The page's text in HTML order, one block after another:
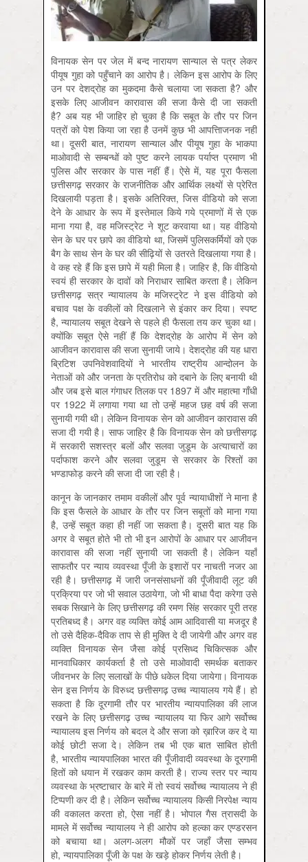
विनायक सेन पर जेल में बन्द नारायण सान्याल से पत्र लेकर
पीयूष गुहा को पहुँचाने का आरोप है। लेकिन इस आरोप के लिए
उन पर देशद्रोह का मुकदमा कैसे चलाया जा सकता है? और
इसके लिए आजीवन कारावास की सजा कैसे दी जा सकती
है? अब यह भी जाहिर हो चुका है कि सबूत के तौर पर जिन
पत्रों को पेश किया जा रहा है उनमें कुछ भी आपत्तिाजनक नहीं
था। दूसरी बात, नारायण सान्याल और पीयूष गुहा के भाकपा
माओवादी से सम्बन्धों को पुष्ट करने लायक पर्याप्त प्रमाण भी
पुलिस और सरकार के पास नहीं हैं। ऐसे में, यह पूरा फैसला
छत्तीसगढ़ सरकार के राजनीतिक और आर्थिक लक्ष्यों से प्रेरित
दिखलायी पड़ता है। इसके अतिरिक्त, जिस वीडियो को सजा
देने के आधार के रूप में इस्तेमाल किये गये प्रमाणों में से एक
माना गया है, वह मजिस्ट्रेट ने शूट करवाया था। यह वीडियो
सेन के घर पर छापे का वीडियो था, जिसमें पुलिसकर्मियों को एक
बैग के साथ सेन के घर की सीढ़ियों से उतरते दिखलाया गया है।
वे कह रहे हैं कि इस छापे में यही मिला है। जाहिर है, कि वीडियो
स्वयं ही सरकार के दावों को निराधार साबित करता है। लेकिन
छत्तीसगढ़ सत्र न्यायालय के मजिस्ट्रेट ने इस वीडियो को
बचाव पक्ष के वकीलों को दिखलाने से इंकार कर दिया। स्पष्ट
है, न्यायालय सबूत देखने से पहले ही फैसला तय कर चुका था।
क्योंकि सबूत ऐसे नहीं हैं कि देशद्रोह के आरोप में सेन को
आजीवन कारावास की सजा सुनायी जाये। देशद्रोह की यह धारा
ब्रिटिश उपनिवेशवादियों ने भारतीय राष्ट्रीय आन्दोलन के
नेताओं को और जनता के प्रतिरोध को दबाने के लिए बनायी थी
और जब इसे बाल गंगाधर तिलक पर 1897 में और महात्मा गाँधी
पर 1922 में लगाया गया था तो उन्हें महज छह वर्ष की सजा
सुनायी गयी थी। लेकिन विनायक सेन को आजीवन कारावास की
सजा दी गयी है। साफ जाहिर है कि विनायक सेन को छत्तीसगढ़
में सरकारी सशस्त्र बलों और सलवा जुडूम के अत्याचारों का
पर्दाफाश करने और सलवा जुडूम से सरकार के रिश्तों का
भण्डाफोड़ करने की सजा दी जा रही है।
कानून के जानकार तमाम वकीलों और पूर्व न्यायाधीशों ने माना है
कि इस फैसले के आधार के तौर पर जिन सबूतों को माना गया
है, उन्हें सबूत कहा ही नहीं जा सकता है। दूसरी बात यह कि
अगर वे सबूत होते भी तो भी इन आरोपों के आधार पर आजीवन
कारावास की सजा नहीं सुनायी जा सकती है। लेकिन यहाँ
साफतौर पर न्याय व्यवस्था पूँजी के इशारों पर नाचती नजर आ
रही है। छत्तीसगढ़ में जारी जनसंसाधनों की पूँजीवादी लूट की
प्रक्रिया पर जो भी सवाल उठायेगा, जो भी बाधा पैदा करेगा उसे
सबक सिखाने के लिए छत्तीसगढ़ की रमण सिंह सरकार पूरी तरह
प्रतिबध्द है। अगर वह व्यक्ति कोई आम आदिवासी या मजदूर है
तो उसे दैहिक-दैविक ताप से ही मुक्ति दे दी जायेगी और अगर वह
व्यक्ति विनायक सेन जैसा कोई प्रसिध्द चिकित्सक और
मानवाधिकार कार्यकर्ता है तो उसे माओवादी समर्थक बताकर
जीवनभर के लिए सलाखों के पीछे धकेल दिया जायेगा। विनायक
सेन इस निर्णय के विरुध्द छत्तीसगढ़ उच्च न्यायालय गये हैं। हो
सकता है कि दूरगामी तौर पर भारतीय न्यायपालिका की लाज
रखने के लिए छत्तीसगढ़ उच्च न्यायालय या फिर आगे सर्वोच्च
न्यायालय इस निर्णय को बदल दे और सजा को ख़ारिज कर दे या
कोई छोटी सजा दे। लेकिन तब भी एक बात साबित होती
है, भारतीय न्यायपालिका भारत की पूँजीवादी व्यवस्था के दूरगामी
हितों को धयान में रखकर काम करती है। राज्य स्तर पर न्याय
व्यवस्था के भ्रष्टाचार के बारे में तो स्वयं सर्वोच्च न्यायालय ने ही
टिप्पणी कर दी है। लेकिन सर्वोच्च न्यायालय किसी निरपेक्ष न्याय
की वकालत करता हो, ऐसा नहीं है। भोपाल गैस त्रासदी के
मामले में सर्वोच्च न्यायालय ने ही आरोप को हल्का कर एण्डरसन
को बचाया था। अलग-अलग मौकों पर जहाँ जैसा सम्भव
हो, न्यायपालिका पूँजी के पक्ष के खड़े होकर निर्णय लेती है।